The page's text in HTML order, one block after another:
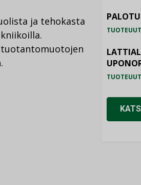
ja tehokasta
tuotantomuotojen